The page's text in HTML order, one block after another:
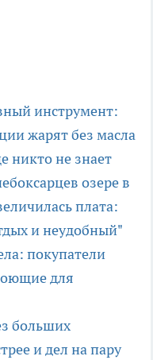
инструмент:
жарят без масла
никто не знает
озере в
плата:
и неудобный"
покупатели
для
больших
и дел на пару